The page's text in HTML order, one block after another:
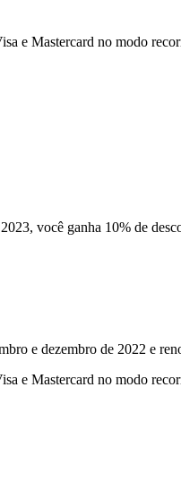
e Mastercard no modo
você ganha 10% de
e dezembro de 2022 e
e Mastercard no modo